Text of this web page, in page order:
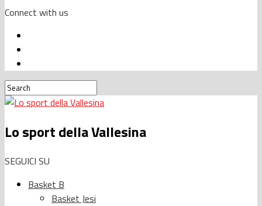
Connect with us
Lo sport della Vallesina
SEGUICI SU
Basket B
Basket Jesi